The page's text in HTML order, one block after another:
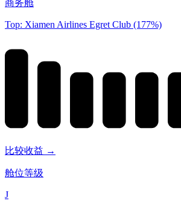
商务舱
Top: Xiamen Airlines Egret Club (177%)
比较收益 →
舱位等级
J